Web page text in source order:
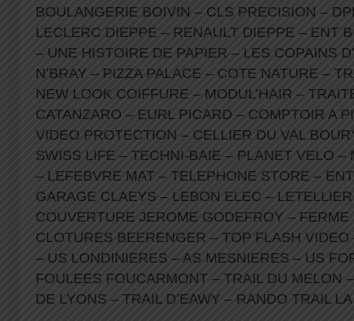
BOULANGERIE BOIVIN – CLS PRECISION –
LECLERC DIEPPE – RENAULT DIEPPE – ENT
– UNE HISTOIRE DE PAPIER – LES COPAINS
N’BRAY – PIZZA PALACE – COTE NATURE –
NEW LOOK COIFFURE – MODUL’HAIR –
CATANZARO – EURL PICARD – COMPTOIR A
VIDEO PROTECTION – CELLIER DU VAL
SWISS LIFE – TECHNI-BAIE – PLANET VELO –
– LEFEBVRE MAT – TELEPHONE STORE –
GARAGE CLAEYS – LEBON ELEC –
COUVERTURE JEROME GODEFROY –
CLOTURES BEERENGER – TOP FLASH
– US LONDINIERES – AS MESNIERES – US
FOULEES FOUCARMONT – TRAIL DU MELON
DE LYONS – TRAIL D’EAWY – RANDO TRAIL